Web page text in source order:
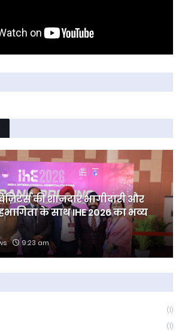
की शानदार भागीदारी और
के साथ IHE 2026 का भव्य
9:23 am
(1)
(1)